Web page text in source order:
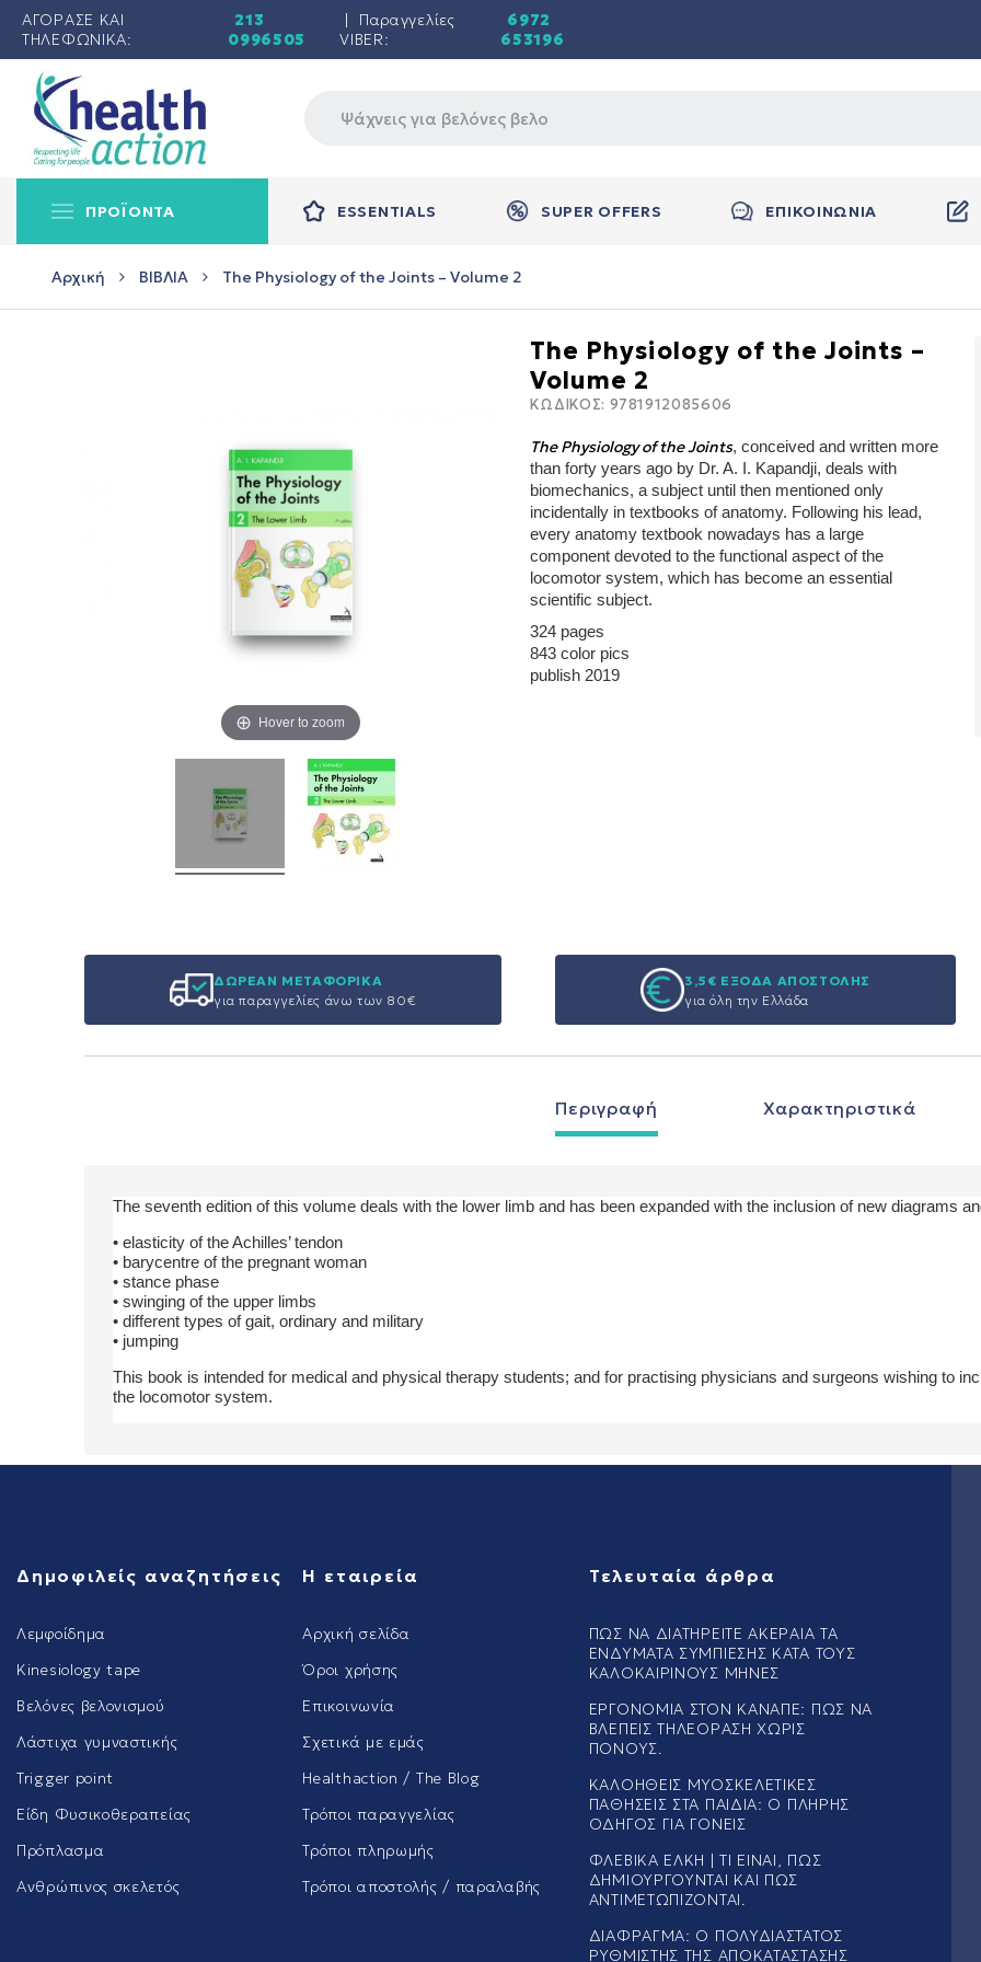
ΑΓΟΡΑΣΕ ΚΑΙ
ΤΗΛΕΦΩΝΙΚΑ:
213
0996505
| Παραγγελίες
VIBER:
6972
653196
ΠΡΟΪΟΝΤΑ ESSENTIALS SUPER OFFERS ΕΠΙΚΟΙΝΩΝΙΑ
Αρχική ΒΙΒΛΙΑ The Physiology of the Joints – Volume 2
Hover to zoom
The Physiology of the Joints –
Volume 2
ΚΩΔΙΚΟΣ: 9781912085606
The Physiology of the Joints, conceived and written more
than forty years ago by Dr. A. I. Kapandji, deals with
biomechanics, a subject until then mentioned only
incidentally in textbooks of anatomy. Following his lead,
every anatomy textbook nowadays has a large
component devoted to the functional aspect of the
locomotor system, which has become an essential
scientific subject.
324 pages
843 color pics
publish 2019
ΔΩΡΕΑΝ ΜΕΤΑΦΟΡΙΚΑ
για παραγγελίες άνω των 80€
3,5€ ΕΞΟΔΑ ΑΠΟΣΤΟΛΗΣ
για όλη την Ελλάδα
Περιγραφή Χαρακτηριστικά
The seventh edition of this volume deals with the lower limb and has been expanded with the inclusion of new diagrams
• elasticity of the Achilles’ tendon
• barycentre of the pregnant woman
• stance phase
• swinging of the upper limbs
• different types of gait, ordinary and military
• jumping
This book is intended for medical and physical therapy students; and for practising physicians and surgeons wishing to
the locomotor system.
Δημοφιλείς αναζητήσεις
Λεμφοίδημα
Kinesiology tape
Βελόνες βελονισμού
Λάστιχα γυμναστικής
Trigger point
Είδη Φυσικοθεραπείας
Πρόπλασμα
Ανθρώπινος σκελετός
Η εταιρεία
Αρχική σελίδα
Όροι χρήσης
Επικοινωνία
Σχετικά με εμάς
Healthaction / The Blog
Τρόποι παραγγελίας
Τρόποι πληρωμής
Τρόποι αποστολής / παραλαβής
Τελευταία άρθρα
ΠΏΣ ΝΑ ΔΙΑΤΗΡΕΊΤΕ ΑΚΈΡΑΙΑ ΤΑ
ΕΝΔΎΜΑΤΑ ΣΥΜΠΊΕΣΗΣ ΚΑΤΆ ΤΟΥΣ
ΚΑΛΟΚΑΙΡΙΝΟΎΣ ΜΉΝΕΣ
ΕΡΓΟΝΟΜΊΑ ΣΤΟΝ ΚΑΝΑΠΈ: ΠΏΣ ΝΑ
ΒΛΈΠΕΙΣ ΤΗΛΕΌΡΑΣΗ ΧΩΡΊΣ
ΠΌΝΟΥΣ.
ΚΑΛΟΉΘΕΙΣ ΜΥΟΣΚΕΛΕΤΙΚΈΣ
ΠΑΘΉΣΕΙΣ ΣΤΑ ΠΑΙΔΙΆ: Ο ΠΛΉΡΗΣ
ΟΔΗΓΌΣ ΓΙΑ ΓΟΝΕΊΣ
ΦΛΕΒΙΚΆ ΈΛΚΗ | ΤΙ ΕΊΝΑΙ, ΠΏΣ
ΔΗΜΙΟΥΡΓΟΎΝΤΑΙ ΚΑΙ ΠΏΣ
ΑΝΤΙΜΕΤΩΠΊΖΟΝΤΑΙ.
ΔΙΆΦΡΑΓΜΑ: Ο ΠΟΛΥΔΙΆΣΤΑΤΟΣ
ΡΥΘΜΙΣΤΉΣ ΤΗΣ ΑΠΟΚΑΤΆΣΤΑΣΗΣ